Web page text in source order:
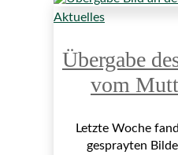
Aktuelles
Übergabe
vom
Letzte Woche
gesprayten